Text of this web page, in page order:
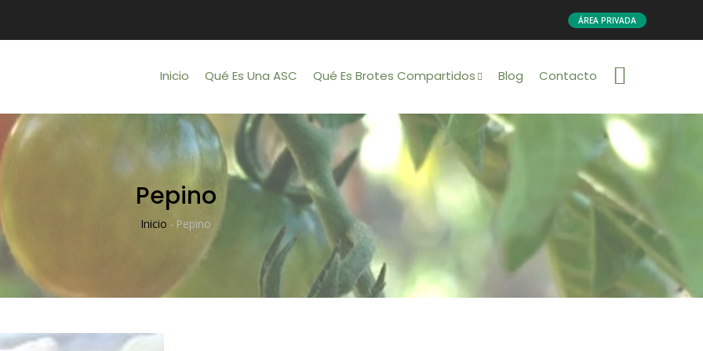
ÁREA PRIVADA
Navigation
Inicio Qué Es Una ASC Qué Es Brotes Compartidos Blog Contacto
Pepino
Sobrescribir
Enlaces
A
Inicio - Pepino